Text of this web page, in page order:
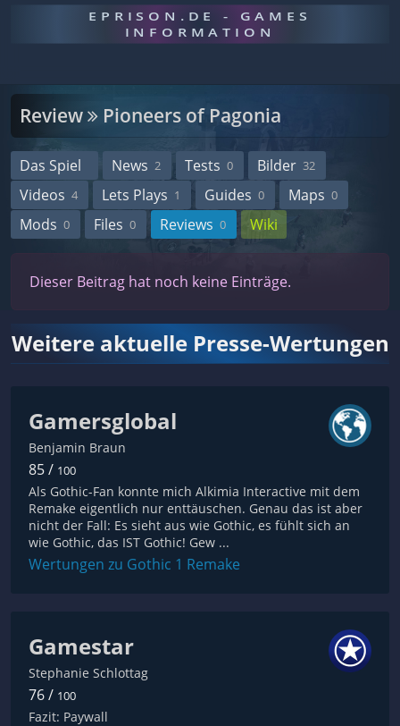
EPRISON.DE - GAMES
INFORMATION
Review Pioneers of Pagonia
Das Spiel News 2 Tests 0 Bilder 32
Videos 4 Lets Plays 1 Guides 0 Maps 0
Mods 0 Files 0 Reviews 0 Wiki
Dieser Beitrag hat noch keine Einträge.
Weitere aktuelle Presse-Wertungen
Gamersglobal
Benjamin Braun
85 / 100
Als Gothic-Fan konnte mich Alkimia Interactive mit dem
Remake eigentlich nur enttäuschen. Genau das ist aber
nicht der Fall: Es sieht aus wie Gothic, es fühlt sich an
wie Gothic, das IST Gothic! Gew ...
Wertungen zu Gothic 1 Remake
Gamestar
Stephanie Schlottag
76 / 100
Fazit: Paywall